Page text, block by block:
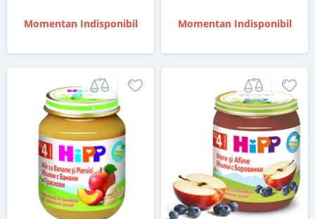
Momentan Indisponibil Momentan Indisponibil